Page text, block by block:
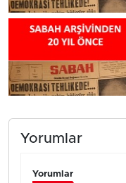
Yorumlar
Yorumlar